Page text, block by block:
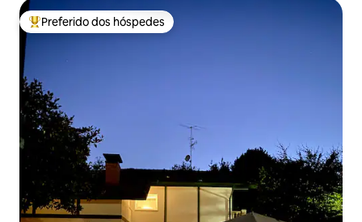
Entre os melhores preferidos dos hóspedes
Preferido dos hóspedes